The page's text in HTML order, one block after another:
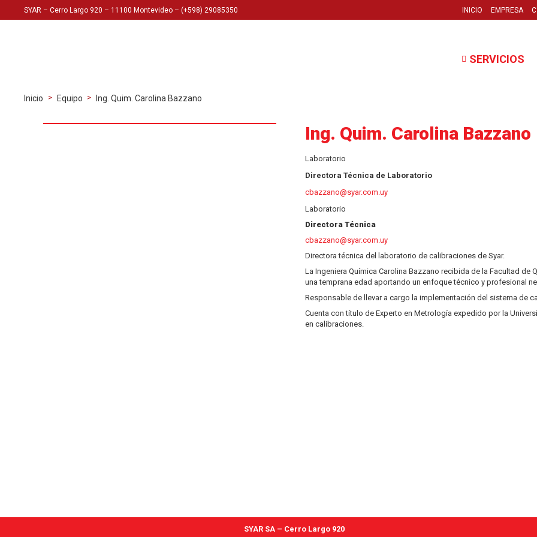
SYAR – Cerro Largo 920 – 11100 Montevideo – (+598) 29085350 INICIO EMPRESA
SERVICIOS
Inicio > Equipo > Ing. Quim. Carolina Bazzano
Ing. Quim. Carolina Bazzano
Laboratorio
Directora Técnica de Laboratorio
cbazzano@syar.com.uy
Laboratorio
Directora Técnica
cbazzano@syar.com.uy
Directora técnica del laboratorio de calibraciones de Syar.
La Ingeniera Química Carolina Bazzano recibida de la Facultad
una temprana edad aportando un enfoque técnico y profesional
Responsable de llevar a cargo la implementación del sistema de
Cuenta con título de Experto en Metrología expedido por la
en calibraciones.
SYAR SA – Cerro Largo 920